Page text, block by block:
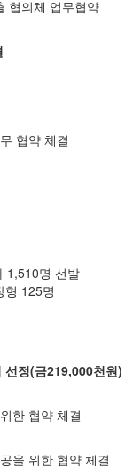
협의체 업무협약
협약 체결
1,510명 선발
형 125명
선정(금219,000천원)
한 협약 체결
을 위한 협약 체결